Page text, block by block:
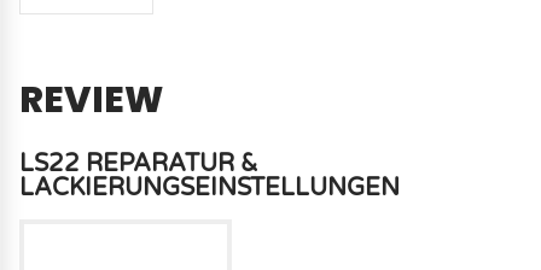
REVIEW
LS22 REPARATUR &
LACKIERUNGSEINSTELLUNGEN